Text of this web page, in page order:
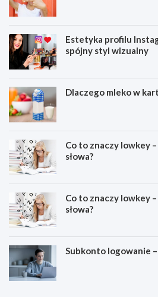
Estetyka profilu
spójny styl wizualny
Dlaczego mleko w
Co to znaczy lowkey
słowa?
Co to znaczy lowkey
słowa?
Subkonto logowanie –
C
E